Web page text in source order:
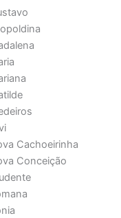
Cachoeirinha
Conceição